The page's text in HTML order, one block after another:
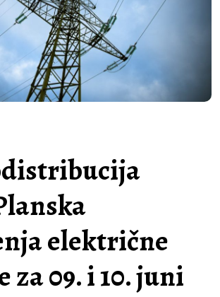
električne
za 09. i 10. juni